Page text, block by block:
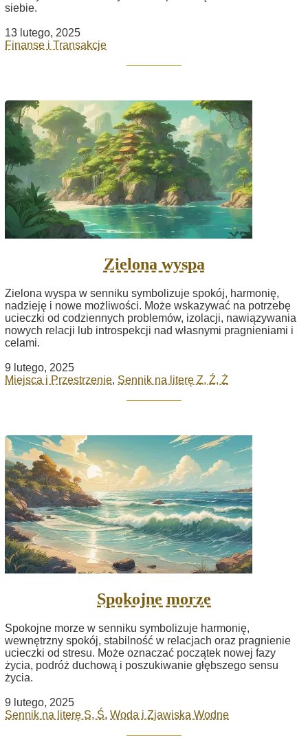
siebie.
13 lutego, 2025
Finanse i Transakcje
Zielona wyspa
Zielona wyspa w senniku symbolizuje spokój, harmonię,
nadzieję i nowe możliwości. Może wskazywać na potrzebę
ucieczki od codziennych problemów, izolacji, nawiązywania
nowych relacji lub introspekcji nad własnymi pragnieniami i
celami.
9 lutego, 2025
Miejsca i Przestrzenie, Sennik na literę Z, Ź, Ż
Spokojne morze
Spokojne morze w senniku symbolizuje harmonię,
wewnętrzny spokój, stabilność w relacjach oraz pragnienie
ucieczki od stresu. Może oznaczać początek nowej fazy
życia, podróż duchową i poszukiwanie głębszego sensu
życia.
9 lutego, 2025
Sennik na literę S, Ś, Woda i Zjawiska Wodne